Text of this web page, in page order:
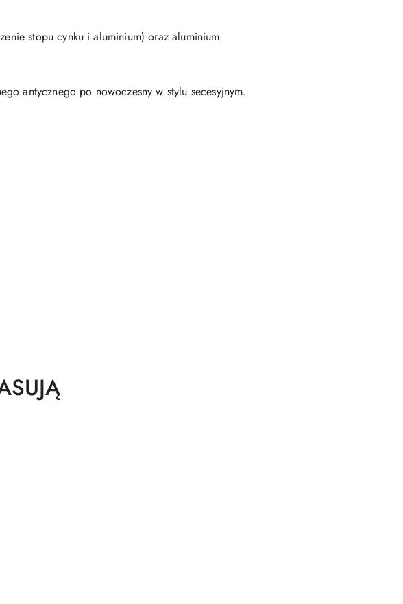
stopu cynku i aluminium) oraz aluminium.
antycznego po nowoczesny w stylu secesyjnym.